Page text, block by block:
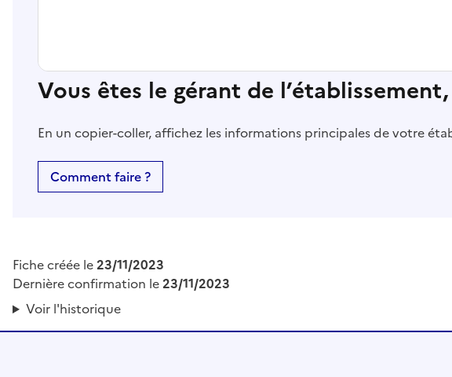
Vous êtes le gérant de
En un copier-coller, affichez les informations principales de votre
Comment faire ?
Fiche créée le23/11/2023
Dernière confirmation le23/11/2023
Voir l'historique